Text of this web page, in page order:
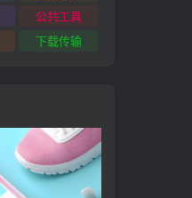
公共工具
下载传输